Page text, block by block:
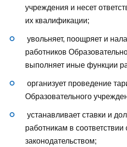
учреждения и несет
их квалификации;
увольняет, поощряет и
работников
выполняет иные функции
организует проведение
Образовательного
устанавливает ставки и
работникам в
законодательством;